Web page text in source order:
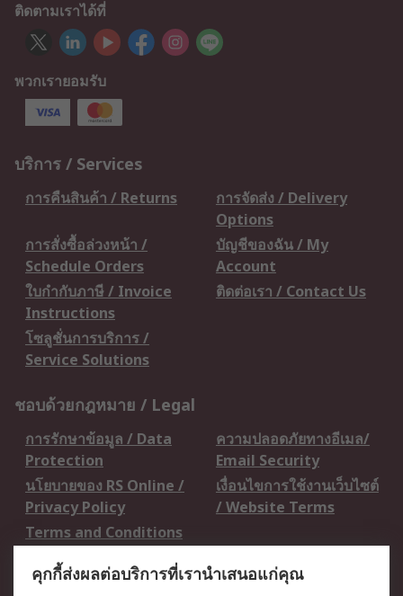
ติดตามเราได้ที่
พวกเรายอมรับ
บริการ / Services
การคืนสินค้า / Returns
การจัดส่ง / Delivery
Options
การสั่งซื้อล่วงหน้า /
Schedule Orders
บัญชีของฉัน / My
Account
ใบกำกับภาษี / Invoice
Instructions
ติดต่อเรา / Contact Us
โซลูชั่นการบริการ /
Service Solutions
ชอบด้วยกฎหมาย / Legal
การรักษาข้อมูล / Data
Protection
ความปลอดภัยทางอีเมล/
Email Security
นโยบายของ RS Online /
Privacy Policy
เงื่อนไขการใช้งานเว็บไซต์
/ Website Terms
Terms and Conditions
คุกกี้ส่งผลต่อบริการที่เรานำเสนอแก่คุณ